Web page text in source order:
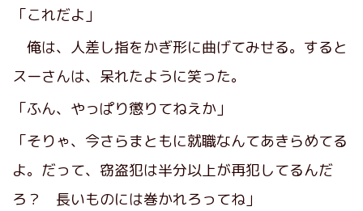
「これだよ」
俺は、人差し指をかぎ形に曲げてみせる。すると
スーさんは、呆れたように笑った。
「ふん、やっぱり懲りてねえか」
「そりゃ、今さらまともに就職なんてあきらめてる
よ。だって、窃盗犯は半分以上が再犯してるんだ
ろ？ 長いものには巻かれろってね」